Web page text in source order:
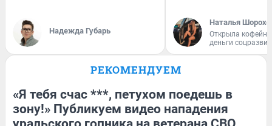
Надежда Губарь
Наталья
Открыла
деньги
РЕКОМЕНДУЕМ
«Я тебя счас ***, петухом поедешь в
зону!» Публикуем видео нападения